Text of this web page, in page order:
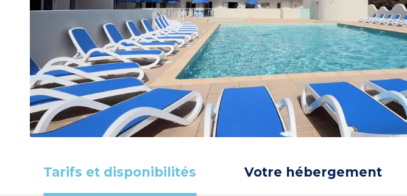
Tarifs et disponibilités Votre hébergement